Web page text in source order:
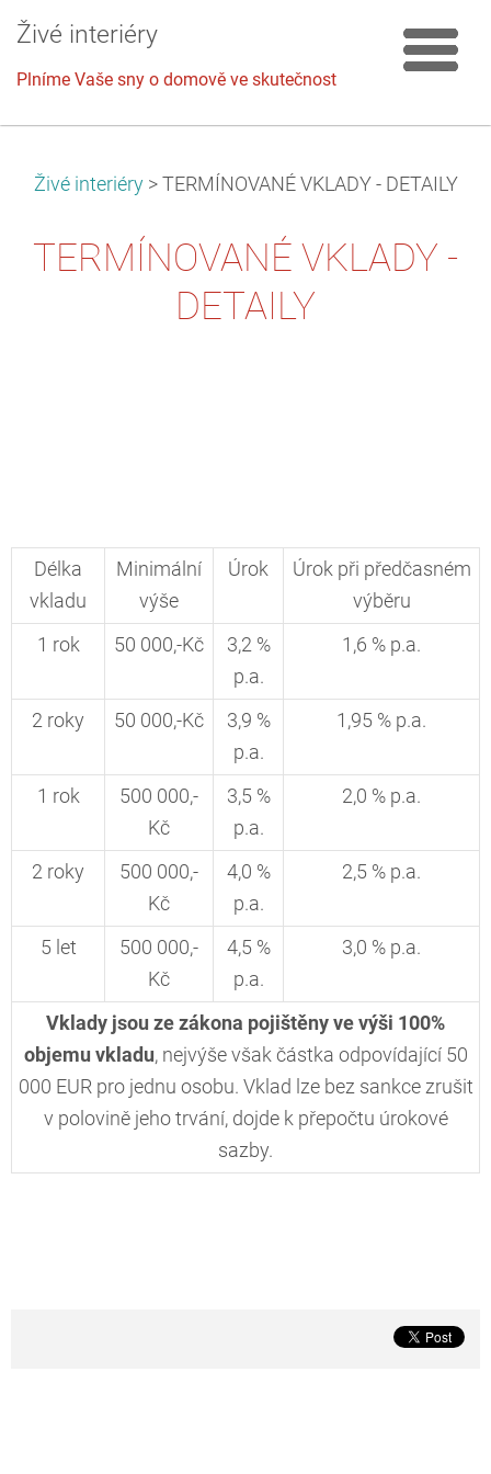
Živé interiéry
Plníme Vaše sny o domově ve skutečnost
Živé interiéry > TERMÍNOVANÉ VKLADY - DETAILY
TERMÍNOVANÉ VKLADY -
DETAILY
Délka
vkladu
Minimální
výše
Úrok
Úrok při předčasném
výběru
1 rok
50 000,-Kč
3,2 %
p.a.
1,6 % p.a.
2 roky 50 000,-Kč
3,9 %
p.a.
1,95 % p.a.
1 rok
500 000,-
Kč
3,5 %
p.a.
2,0 % p.a.
2 roky
500 000,-
Kč
4,0 %
p.a.
2,5 % p.a.
5 let
500 000,-
Kč
4,5 %
p.a.
3,0 % p.a.
Vklady jsou ze zákona pojištěny ve výši 100%
objemu vkladu, nejvýše však částka odpovídající 50
000 EUR pro jednu osobu. Vklad lze bez sankce zrušit
v polovině jeho trvání, dojde k přepočtu úrokové
sazby.